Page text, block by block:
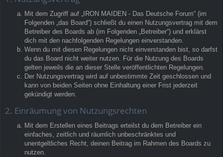
Mit dem Zugriff auf „IRON MAIDEN - Das Deutsche Forum“ (im
Folgenden „das Board“) schließt du einen Nutzungsvertrag mit dem
Betreiber des Boards ab (im Folgenden „Betreiber“) und erklärst
dich mit den nachfolgenden Regelungen einverstanden.
Wenn du mit diesen Regelungen nicht einverstanden bist, so darfst
du das Board nicht weiter nutzen. Für die Nutzung des Boards
gelten jeweils die an dieser Stelle veröffentlichten Regelungen.
Der Nutzungsvertrag wird auf unbestimmte Zeit geschlossen und
kann von beiden Seiten ohne Einhaltung einer Frist jederzeit
gekündigt werden.
2. Einräumung von Nutzungsrechten
Mit dem Erstellen eines Beitrags erteilst du dem Betreiber ein
einfaches, zeitlich und räumlich unbeschränktes und
unentgeltliches Recht, deinen Beitrag im Rahmen des Boards zu
nutzen.